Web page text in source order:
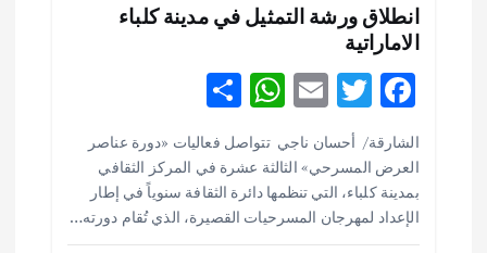
ت
انطلاق ورشة التمثيل في مدينة كلباء
الاماراتية
F
ac
e
b
o
T
w
it
te
r
E
ai
l
W
h
at
s
A
h
ar
e
الشارقة/ أحسان ناجي تتواصل فعاليات «دورة عناصر
العرض المسرحي» الثالثة عشرة في المركز الثقافي
بمدينة كلباء، التي تنظمها دائرة الثقافة سنوياً في إطار
الإعداد لمهرجان المسرحيات القصيرة، الذي تُقام دورته…